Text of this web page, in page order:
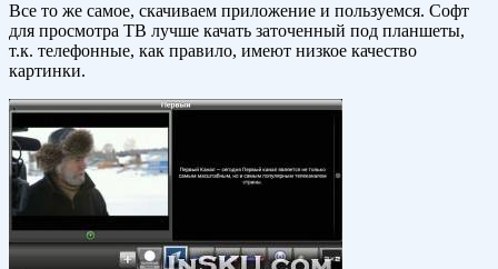
Все то же самое, скачиваем приложение и пользуемся. Софт
для просмотра ТВ лучше качать заточенный под планшеты,
т.к. телефонные, как правило, имеют низкое качество
картинки.